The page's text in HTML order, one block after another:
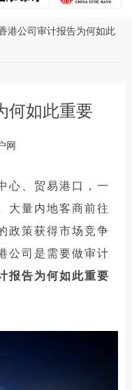
港公司审计报告为何如此
何如此重要
网
、贸易港口，一
大量内地客商前往
政策获得市场竞争
公司是需要做审计
报告为何如此重要